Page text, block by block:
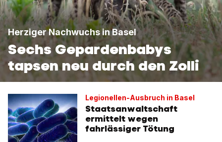
Herziger Nachwuchs in Basel
Sechs Gepardenbabys
tapsen neu durch den Zolli
Legionellen-Ausbruch in Basel
Staatsanwaltschaft
ermittelt wegen
fahrlässiger Tötung